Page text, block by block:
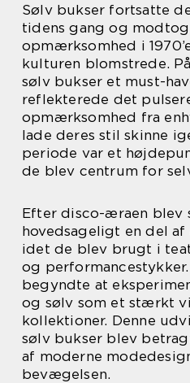
Sølv bukser fortsatte
tidens gang og
opmærksomhed i
kulturen blomstrede.
sølv bukser et must-
reflekterede det
opmærksomhed fra
lade deres stil skinne
periode var et
de blev centrum for
Efter disco-æraen blev
hovedsageligt en del
idet de blev brugt i
og
begyndte at
og sølv som et stærkt
kollektioner. Denne
sølv bukser blev
af moderne
bevægelsen.